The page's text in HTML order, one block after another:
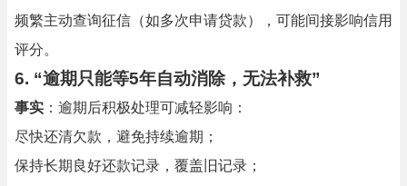
频繁主动查询征信（如多次申请贷款），可能间接影响信用
评分。
6. “逾期只能等5年自动消除，无法补救”
事实 ：逾期后积极处理可减轻影响：
尽快还清欠款，避免持续逾期；
保持长期良好还款记录，覆盖旧记录；